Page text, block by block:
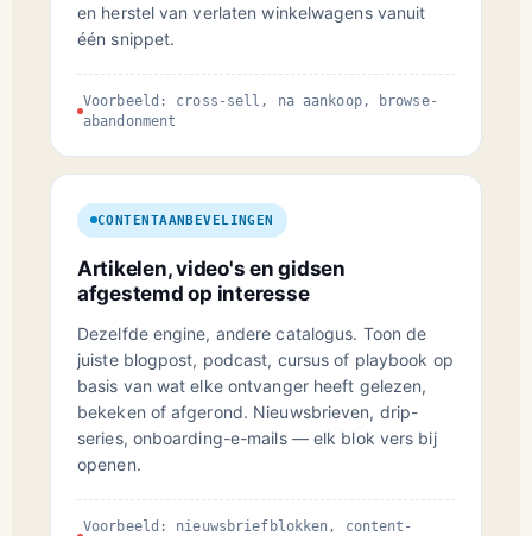
en herstel van verlaten winkelwagens vanuit
één snippet.
Voorbeeld: cross-sell, na aankoop, browse-
abandonment
CONTENTAANBEVELINGEN
Artikelen, video's en gidsen
afgestemd op interesse
Dezelfde engine, andere catalogus. Toon de
juiste blogpost, podcast, cursus of playbook op
basis van wat elke ontvanger heeft gelezen,
bekeken of afgerond. Nieuwsbrieven, drip-
series, onboarding-e-mails — elk blok vers bij
openen.
Voorbeeld: nieuwsbriefblokken, content-